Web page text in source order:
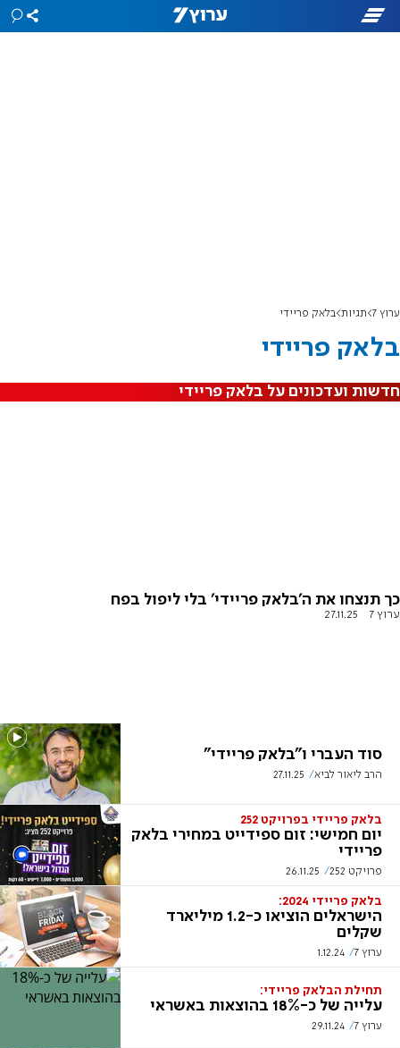
ערוץ 7 תגיות בלאק פריידי
בלאק פריידי
חדשות ועדכונים על בלאק פריידי
כך תנצחו את ה'בלאק פריידי' בלי ליפול בפח
ערוץ 7 27.11.25
סוד העברי ו"בלאק פריידי"
הרב ליאור לביא 27.11.25
בלאק פריידי בפרויקט 252
יום חמישי: זום ספידייט במחירי בלאק
פריידי
פרויקט 252 26.11.25
בלאק פריידי 2024:
הישראלים הוציאו כ-1.2 מיליארד
שקלים
ערוץ 7 1.12.24
תחילת הבלאק פריידי:
עלייה של כ-18% בהוצאות באשראי
ערוץ 7 29.11.24